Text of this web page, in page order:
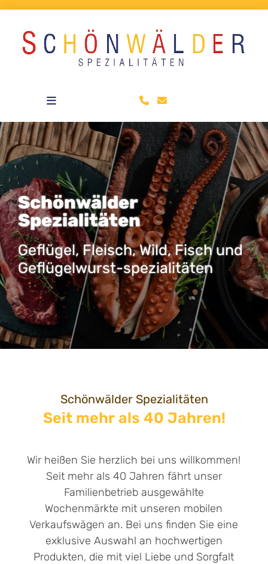
Schönwälder
Spezialitäten
Geflügel, Fleisch, Wild, Fisch und
Geflügelwurst-spezialitäten
Schönwälder Spezialitäten
Seit mehr als 40 Jahren!
Wir heißen Sie herzlich bei uns willkommen!
Seit mehr als 40 Jahren fährt unser
Familienbetrieb ausgewählte
Wochenmärkte mit unseren mobilen
Verkaufswägen an. Bei uns finden Sie eine
exklusive Auswahl an hochwertigen
Produkten, die mit viel Liebe und Sorgfalt